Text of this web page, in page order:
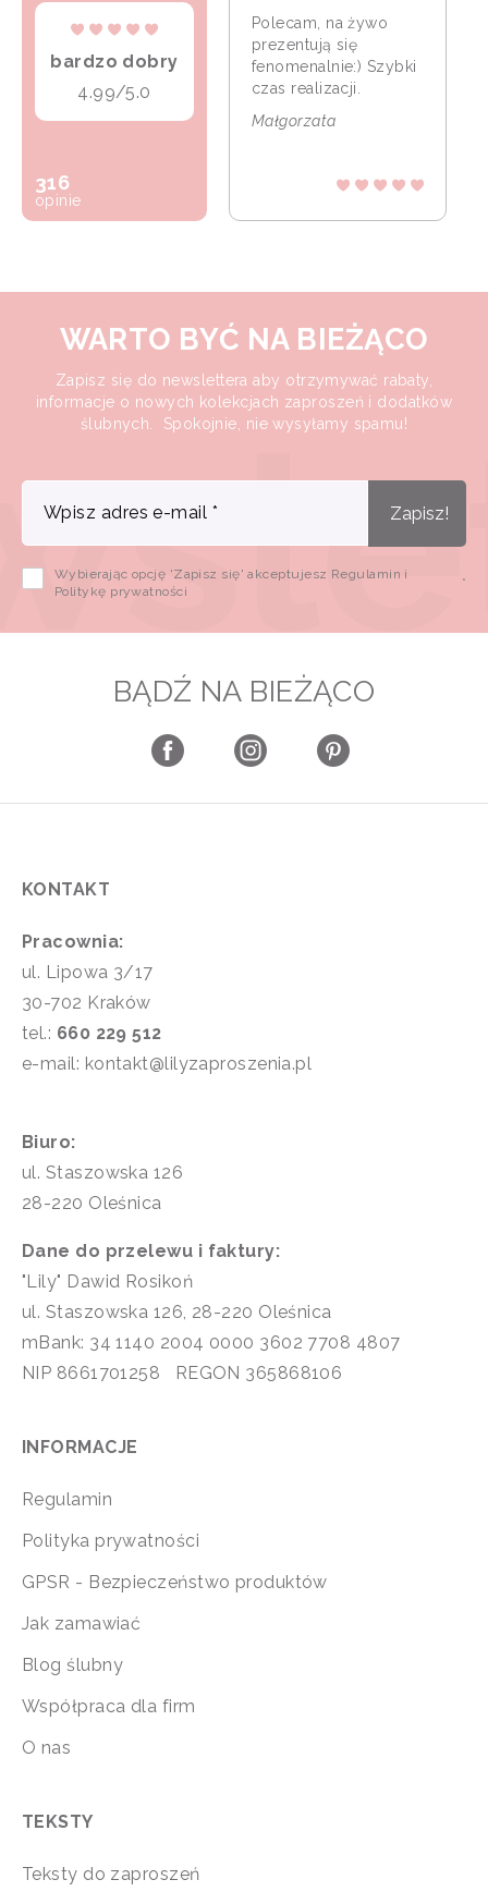
bardzo dobry
4.99/5.0
316
opinie
Polecam, na żywo
prezentują się
fenomenalnie:) Szybki
czas realizacji.
Małgorzata
WARTO BYĆ NA BIEŻĄCO
Zapisz się do newslettera aby otrzymywać rabaty,
informacje o nowych kolekcjach zaproszeń i dodatków
ślubnych. Spokojnie, nie wysyłamy spamu!
Wpisz adres e-mail * Zapisz!
Wybierając opcję 'Zapisz się' akceptujesz Regulamin i
Politykę prywatności
*
BĄDŹ NA BIEŻĄCO
KONTAKT
Pracownia:
ul. Lipowa 3/17
30-702 Kraków
tel.: 660 229 512
e-mail: kontakt@lilyzaproszenia.pl
Biuro:
ul. Staszowska 126
28-220 Oleśnica
Dane do przelewu i faktury:
"Lily" Dawid Rosikoń
ul. Staszowska 126, 28-220 Oleśnica
mBank: 34 1140 2004 0000 3602 7708 4807
NIP 8661701258 REGON 365868106
INFORMACJE
Regulamin
Polityka prywatności
GPSR - Bezpieczeństwo produktów
Jak zamawiać
Blog ślubny
Współpraca dla firm
O nas
TEKSTY
Teksty do zaproszeń